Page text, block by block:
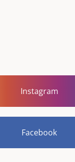
Instagram
Facebook